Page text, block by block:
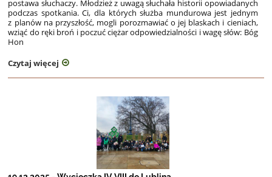
postawa słuchaczy. Młodzież z uwagą słuchała historii opowiadanych
podczas spotkania. Ci, dla których służba mundurowa jest jednym
z planów na przyszłość, mogli porozmawiać o jej blaskach i cieniach,
wziąć do ręki broń i poczuć ciężar odpowiedzialności i wagę słów: Bóg
Hon
Czytaj więcej